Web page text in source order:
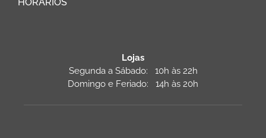
Lojas
Segunda a Sábado: 10h às 22h
Domingo e Feriado: 14h às 20h